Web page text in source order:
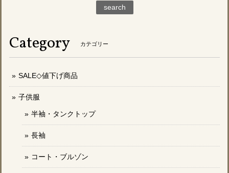
search
Category カテゴリー
SALE◇値下げ商品
子供服
半袖・タンクトップ
長袖
コート・ブルゾン